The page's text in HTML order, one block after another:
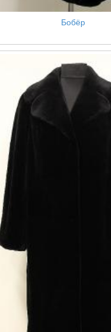
Бобёр